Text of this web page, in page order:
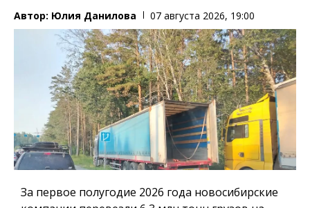
Автор: Юлия Данилова 07 августа 2026, 19:00
За первое полугодие 2026 года новосибирские